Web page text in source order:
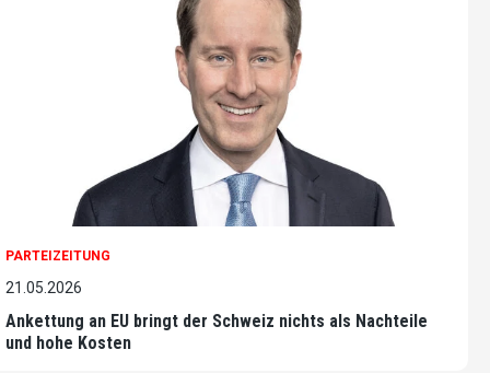
PARTEIZEITUNG
21.05.2026
Ankettung an EU bringt der Schweiz nichts als Nachteile
und hohe Kosten